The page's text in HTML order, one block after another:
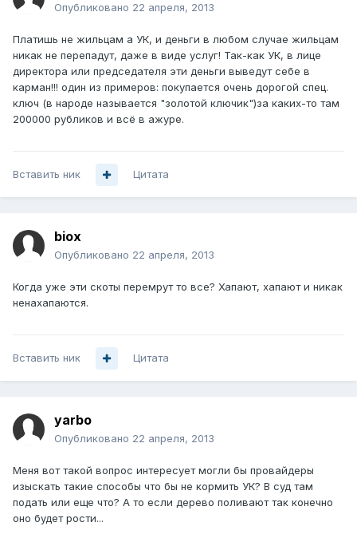
Опубликовано 22 апреля, 2013
Платишь не жильцам а УК, и деньги в любом случае жильцам
никак не перепадут, даже в виде услуг! Так-как УК, в лице
директора или председателя эти деньги выведут себе в
карман!!! один из примеров: покупается очень дорогой спец.
ключ (в народе называется "золотой ключик")за каких-то там
200000 рубликов и всё в ажуре.
Вставить ник Цитата
biox
Опубликовано 22 апреля, 2013
Когда уже эти скоты перемрут то все? Хапают, хапают и никак
ненахапаются.
Вставить ник Цитата
yarbo
Опубликовано 22 апреля, 2013
Меня вот такой вопрос интересует могли бы провайдеры
изыскать такие способы что бы не кормить УК? В суд там
подать или еще что? А то если дерево поливают так конечно
оно будет рости...